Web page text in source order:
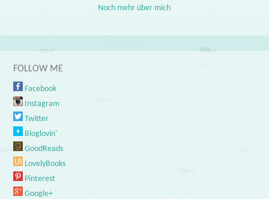
Noch mehr über mich
FOLLOW ME
Facebook
Instagram
Twitter
Bloglovin'
GoodReads
LovelyBooks
Pinterest
Google+